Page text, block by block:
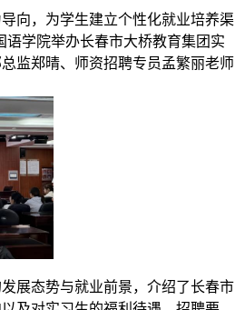
向，为学生建立个性化就业培养渠
语学院举办长春市大桥教育集团实
监郑晴、师资招聘专员孟繁丽老师
展态势与就业前景， 介绍了长春市